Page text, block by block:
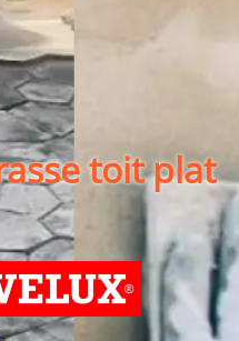
toit plat